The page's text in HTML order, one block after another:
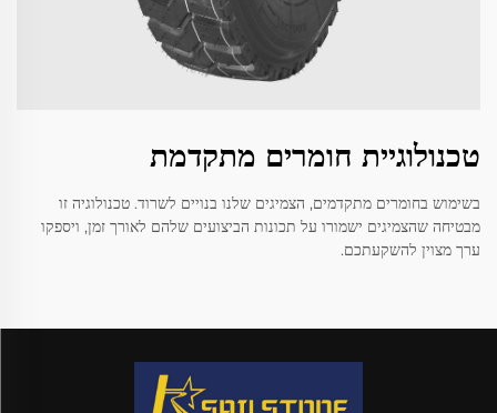
טכנולוגיית חומרים מתקדמת
בשימוש בחומרים מתקדמים, הצמיגים שלנו בנויים לשרוד. טכנולוגיה זו
מבטיחה שהצמיגים ישמורו על תכונות הביצועים שלהם לאורך זמן, ויספקו
ערך מצוין להשקעתכם.